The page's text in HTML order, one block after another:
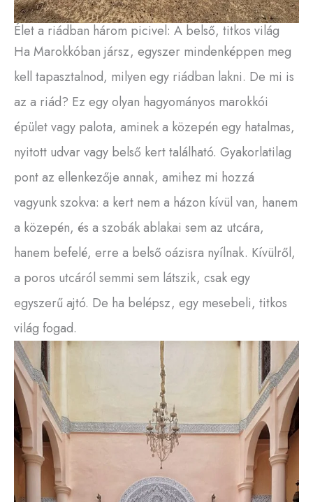
Élet a riádban három picivel: A belső, titkos világ
Ha Marokkóban jársz, egyszer mindenképpen meg
kell tapasztalnod, milyen egy riádban lakni. De mi is
az a riád? Ez egy olyan hagyományos marokkói
épület vagy palota, aminek a közepén egy hatalmas,
nyitott udvar vagy belső kert található. Gyakorlatilag
pont az ellenkezője annak, amihez mi hozzá
vagyunk szokva: a kert nem a házon kívül van, hanem
a közepén, és a szobák ablakai sem az utcára,
hanem befelé, erre a belső oázisra nyílnak. Kívülről,
a poros utcáról semmi sem látszik, csak egy
egyszerű ajtó. De ha belépsz, egy mesebeli, titkos
világ fogad.